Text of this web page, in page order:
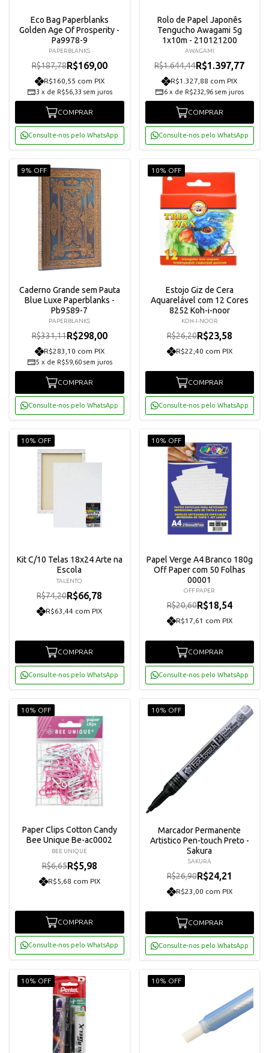
Eco Bag Paperblanks
Golden Age Of Prosperity -
Pa9978-9
PAPERBLANKS
R$187,78R$169,00
R$160,55 com PIX
3 x de R$56,33 sem juros
COMPRAR
Consulte-nos pelo WhatsApp
Rolo de Papel Japonês
Tengucho Awagami 5g
1x10m - 210121200
AWAGAMI
R$1.644,44R$1.397,77
R$1.327,88 com PIX
6 x de R$232,96 sem juros
COMPRAR
Consulte-nos pelo WhatsApp
9% OFF
Caderno Grande sem Pauta
Blue Luxe Paperblanks -
Pb9589-7
PAPERBLANKS
R$331,11R$298,00
R$283,10 com PIX
5 x de R$59,60 sem juros
COMPRAR
Consulte-nos pelo WhatsApp
10% OFF
Estojo Giz de Cera
Aquarelável com 12 Cores
8252 Koh-i-noor
KOH-I-NOOR
R$26,20R$23,58
R$22,40 com PIX
COMPRAR
Consulte-nos pelo WhatsApp
10% OFF
Kit C/10 Telas 18x24 Arte na
Escola
TALENTO
R$74,20R$66,78
R$63,44 com PIX
COMPRAR
Consulte-nos pelo WhatsApp
10% OFF
Papel Verge A4 Branco 180g
Off Paper com 50 Folhas
00001
OFF PAPER
R$20,60R$18,54
R$17,61 com PIX
COMPRAR
Consulte-nos pelo WhatsApp
10% OFF
Paper Clips Cotton Candy
Bee Unique Be-ac0002
BEE UNIQUE
R$6,65R$5,98
R$5,68 com PIX
COMPRAR
Consulte-nos pelo WhatsApp
10% OFF
Marcador Permanente
Artistico Pen-touch Preto -
Sakura
SAKURA
R$26,90R$24,21
R$23,00 com PIX
COMPRAR
Consulte-nos pelo WhatsApp
10% OFF 10% OFF